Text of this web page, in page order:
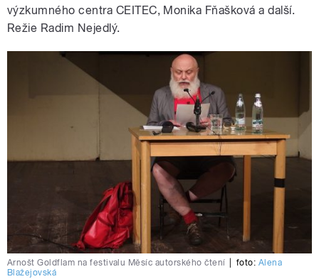
výzkumného centra CEITEC, Monika Fňašková a další.
Režie Radim Nejedlý.
Arnošt Goldflam na festivalu Měsíc autorského čtení foto: Alena
Blažejovská